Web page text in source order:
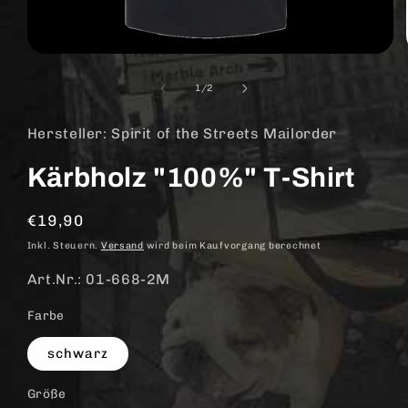
1/von
2
Hersteller: Spirit of the Streets Mailorder
Kärbholz "100%" T-Shirt
Normaler
Preis
€19,90
Inkl. Steuern. Versand wird beim Kaufvorgang berechnet
Art.Nr.: 01-668-2M
Farbe
schwarz
Größe